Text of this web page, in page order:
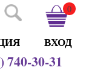
ВХОД
0
740-30-31